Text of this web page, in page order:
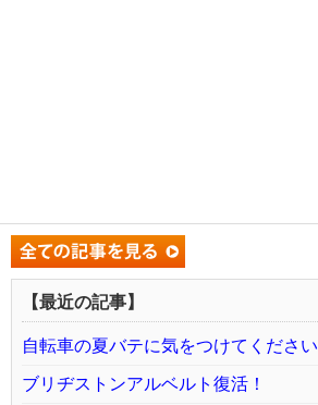
【最近の記事】
自転車の夏バテに気をつけてください
ブリヂストンアルベルト復活！